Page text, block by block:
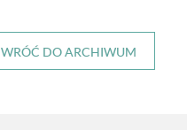
WRÓĆ DO ARCHIWUM